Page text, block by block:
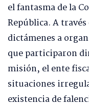
el fantasma de la
República. A
dictámenes a
que participaron
misión, el ente
situaciones
existencia de